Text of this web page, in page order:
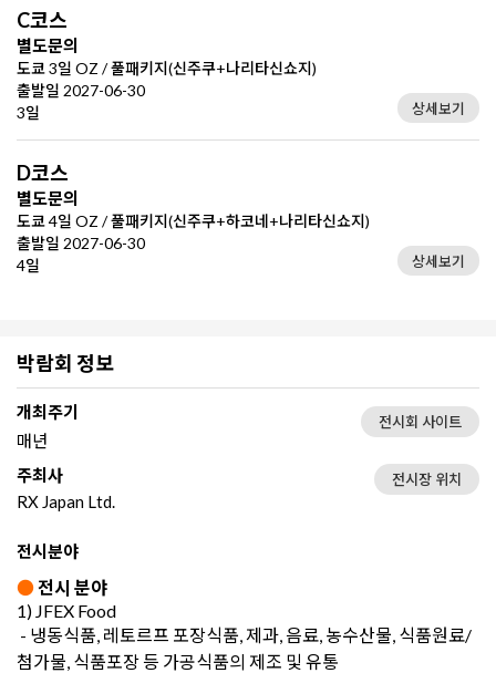
C코스
별도문의
도쿄 3일 OZ / 풀패키지(신주쿠+나리타신쇼지)
출발일 2027-06-30
3일
상세보기
D코스
별도문의
도쿄 4일 OZ / 풀패키지(신주쿠+하코네+나리타신쇼지)
출발일 2027-06-30
4일
상세보기
박람회 정보
개최주기
매년
전시회 사이트
주최사
RX Japan Ltd.
전시장 위치
전시분야
●전시 분야
1) JFEX Food
- 냉동식품, 레토르프 포장식품, 제과, 음료, 농수산물, 식품원료/
첨가물, 식품포장 등 가공식품의 제조 및 유통